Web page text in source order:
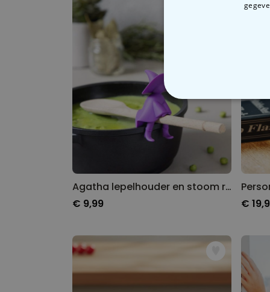
Agatha lepelhouder en stoom releaser
€ 9,99
€